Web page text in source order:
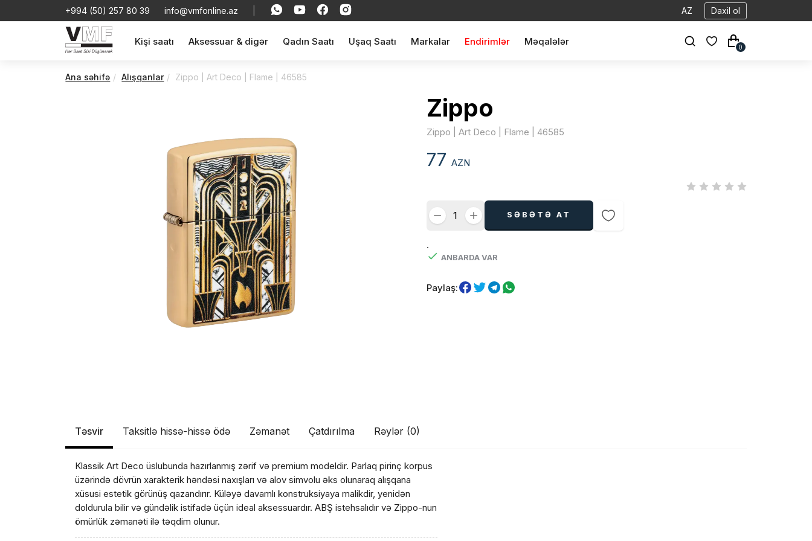
+994 (50) 257 80 39 info@vmfonline.az AZ Daxil ol
Kişi saatı Aksessuar & digər Qadın Saatı Uşaq Saatı Markalar Endirimlər Məqalələr
0
Ana səhifə Alışqanlar Zippo | Art Deco | Flame | 46585
Zippo
Zippo | Art Deco | Flame | 46585
77 AZN
SƏBƏTƏ AT
.
ANBARDA VAR
Paylaş:
Təsvir Taksitlə hissə-hissə ödə Zəmanət Çatdırılma Rəylər (0)
Klassik Art Deco üslubunda hazırlanmış zərif və premium modeldir. Parlaq pirinç korpus
üzərində dövrün xarakterik həndəsi naxışları və alov simvolu əks olunaraq alışqana
xüsusi estetik görünüş qazandırır. Küləyə davamlı konstruksiyaya malikdir, yenidən
doldurula bilir və gündəlik istifadə üçün ideal aksessuardır. ABŞ istehsalıdır və Zippo-nun
ömürlük zəmanəti ilə təqdim olunur.
Məhsul(lar) səbətə əlavə edildi